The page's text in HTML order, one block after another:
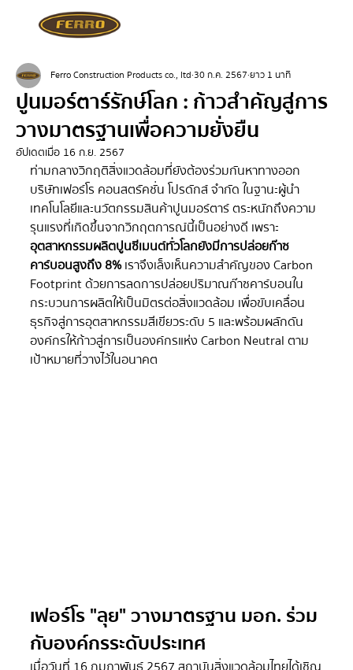
ปูนมอร์ตาร์รักษ์โลก : ก้าวสำคัญสู่การ
วางมาตรฐานเพื่อความยั่งยืน
Ferro Construction Products co., ltd 30 ก.ค. 2567ยาว 1 นาที
อัปเดตเมื่อ 16 ก.ย. 2567
ท่ามกลางวิกฤติสิ่งแวดล้อมที่ยังต้องร่วมกันหาทางออก
บริษัทเฟอร์โร คอนสตรัคชั่น โปรดักส์ จำกัด ในฐานะผู้นำ
เทคโนโลยีและนวัตกรรมสินค้าปูนมอร์ตาร์ ตระหนักถึงความ
รุนแรงที่เกิดขึ้นจากวิกฤตการณ์นี้เป็นอย่างดี เพราะ
อุตสาหกรรมผลิตปูนซีเมนต์ทั่วโลกยังมีการปล่อยก๊าซ
คาร์บอนสูงถึง 8% เราจึงเล็งเห็นความสำคัญของ Carbon
Footprint ด้วยการลดการปล่อยปริมาณก๊าซคาร์บอนใน
กระบวนการผลิตให้เป็นมิตรต่อสิ่งแวดล้อม เพื่อขับเคลื่อน
ธุรกิจสู่การอุตสาหกรรมสีเขียวระดับ 5 และพร้อมผลักดัน
องค์กรให้ก้าวสู่การเป็นองค์กรแห่ง Carbon  Neutral  ตาม
เป้าหมายที่วางไว้ในอนาคต
เฟอร์โร "ลุย" วางมาตรฐาน มอก. ร่วม
กับองค์กรระดับประเทศ